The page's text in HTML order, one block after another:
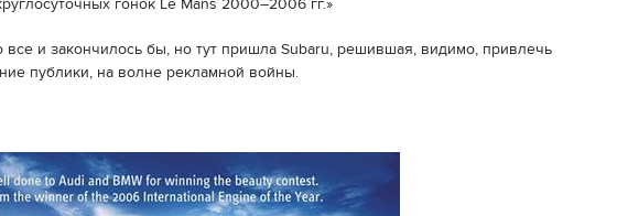
гонок Le Mans 2000–2006 гг.»
все и закончилось бы, но тут пришла Subaru, решившая, видимо, привлечь
публики, на волне рекламной войны.